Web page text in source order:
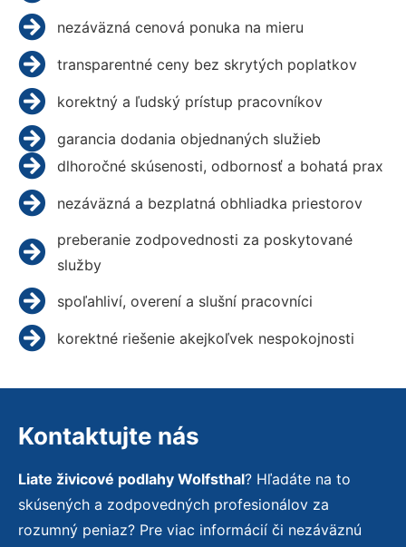
nezáväzná cenová ponuka na mieru
transparentné ceny bez skrytých poplatkov
korektný a ľudský prístup pracovníkov
garancia dodania objednaných služieb
dlhoročné skúsenosti, odbornosť a bohatá prax
nezáväzná a bezplatná obhliadka priestorov
preberanie zodpovednosti za poskytované
služby
spoľahliví, overení a slušní pracovníci
korektné riešenie akejkoľvek nespokojnosti
Kontaktujte nás
Liate živicové podlahy Wolfsthal? Hľadáte na to
skúsených a zodpovedných profesionálov za
rozumný peniaz? Pre viac informácií či nezáväznú